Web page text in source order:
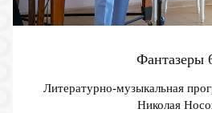
Фантазеры
Литературно-музыкальная
Николая